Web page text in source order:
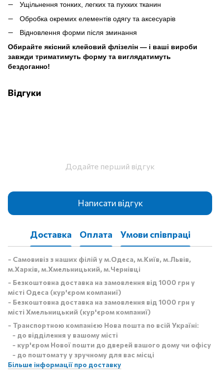
Ущільнення тонких, легких та пухких тканин
Обробка окремих елементів одягу та аксесуарів
Відновлення форми після зминання
Обирайте якісний клейовий флізелін — і ваші вироби
завжди триматимуть форму та виглядатимуть
бездоганно!
Відгуки
Додайте перший відгук
Написати відгук
Доставка Оплата Умови співпраці
- Самовивіз з наших філій у м.Одеса, м.Київ, м.Львів,
м.Харків, м.Хмельницький, м.Чернівці
- Безкоштовна доставка на замовлення від 1000 грн у
місті Одеса (кур'єром компаниї)
- Безкоштовна доставка на замовлення від 1000 грн у
місті Хмельницький (кур'єром компаниї)
- Транспортною компанією Нова пошта по всій Україні:
- до відділення у вашому місті
- кур'єром Нової пошти до дверей вашого дому чи офісу
- до поштомату у зручному для вас місці
Більше інформації про доставку